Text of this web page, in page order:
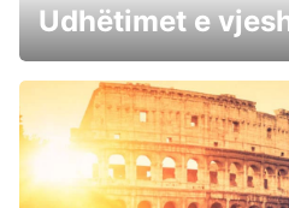
Udhëtimet e